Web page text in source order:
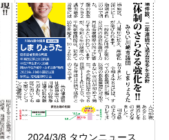
2024/3/8 タウンニュース